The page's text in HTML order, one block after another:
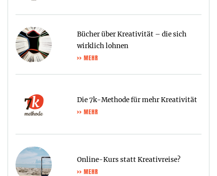
Bücher über Kreativität – die sich
wirklich lohnen
>> MEHR
Die 7k-Methode für mehr Kreativität
>> MEHR
Online-Kurs statt Kreativreise?
>> MEHR